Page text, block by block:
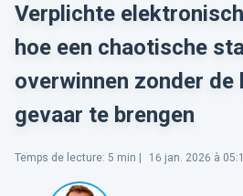
Verplichte
hoe een chaotische
overwinnen zonder de
gevaar te brengen
Temps de lecture: 5 min | 16 jan. 2026 à